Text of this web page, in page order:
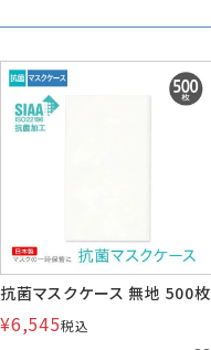
長4窓封筒
B5横3つ折
90×205
119×277
抗菌マスクケース 無地 500枚
¥6,545税込